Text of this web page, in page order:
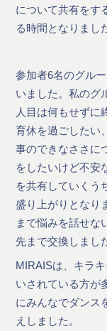
について共有をす
る時間となりまし
参加者6名のグル
いました。私のグ
人目は何もせずに
育休を過ごしたい
事のできなささに
をしたいけど不安
を共有していくう
盛り上がりとなり
まで悩みを話せな
先まで交換しまし
MIRAISは、キラ
いされている方が
にみんなでダンス
えしました。